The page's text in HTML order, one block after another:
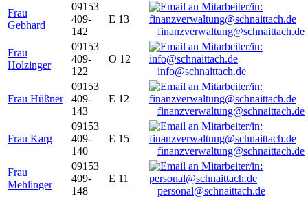
Frau
Gebhard
09153
409-
142
E 13
finanzverwaltung@schnaittach.de
Frau
Holzinger
09153
409-
122
O 12
info@schnaittach.de
Frau Hüßner
09153
409-
143
E 12
finanzverwaltung@schnaittach.de
Frau Karg
09153
409-
140
E 15
finanzverwaltung@schnaittach.de
Frau
Mehlinger
09153
409-
148
E 11
personal@schnaittach.de